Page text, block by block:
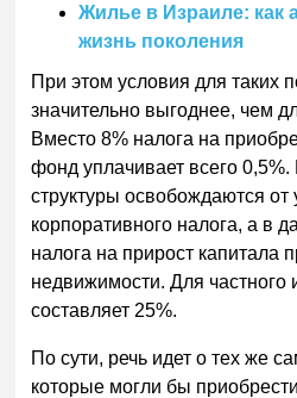
Жилье в Израиле: как
жизнь поколения
При этом условия для таких
значительно выгоднее, чем
Вместо 8% налога на
фонд уплачивает всего
структуры освобождаются
корпоративного налога, а в
налога на прирост капитала
недвижимости. Для частного
составляет 25%.
По сути, речь идет о тех же
которые могли бы